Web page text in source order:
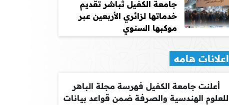
جامعة الكفيل تُباشر تقديم
خدماتها لزائري الأربعين عبر
موكبها السنوي
اعلانات هامه
أعلنت جامعة الكفيل فهرسة مجلة الباهر
للعلوم الهندسية والصرفة ضمن قواعد بيانات